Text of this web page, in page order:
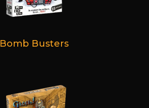
Bomb Busters